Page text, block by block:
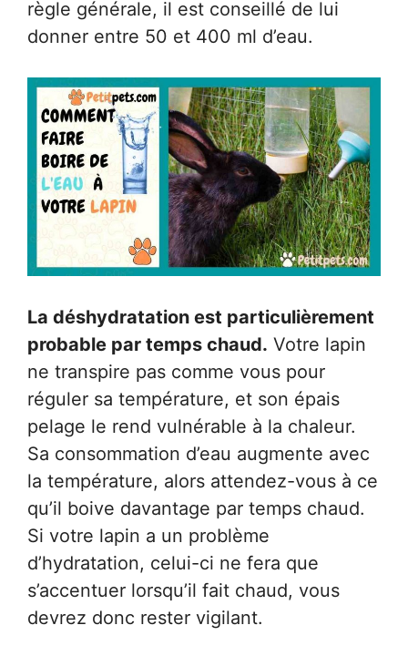
règle générale, il est conseillé de lui
donner entre 50 et 400 ml d’eau.
La déshydratation est particulièrement
probable par temps chaud. Votre lapin
ne transpire pas comme vous pour
réguler sa température, et son épais
pelage le rend vulnérable à la chaleur.
Sa consommation d’eau augmente avec
la température, alors attendez-vous à ce
qu’il boive davantage par temps chaud.
Si votre lapin a un problème
d’hydratation, celui-ci ne fera que
s’accentuer lorsqu’il fait chaud, vous
devrez donc rester vigilant.